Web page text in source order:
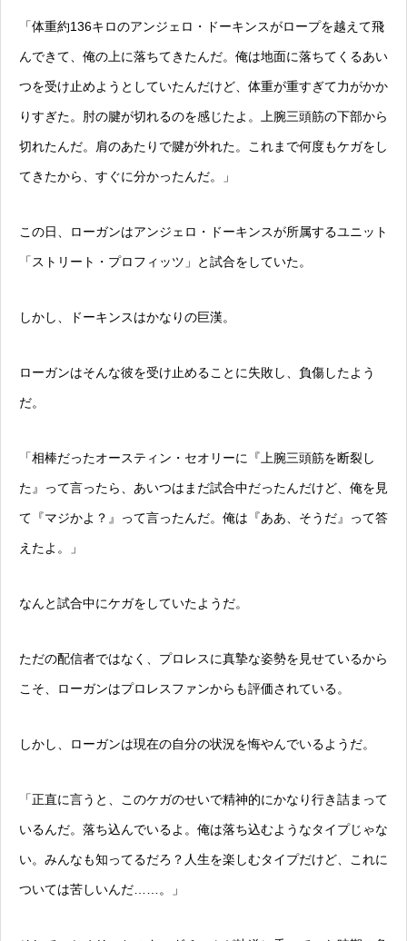
「体重約136キロのアンジェロ・ドーキンスがロープを越えて飛
んできて、俺の上に落ちてきたんだ。俺は地面に落ちてくるあい
つを受け止めようとしていたんだけど、体重が重すぎて力がかか
りすぎた。肘の腱が切れるのを感じたよ。上腕三頭筋の下部から
切れたんだ。肩のあたりで腱が外れた。これまで何度もケガをし
てきたから、すぐに分かったんだ。」
この日、ローガンはアンジェロ・ドーキンスが所属するユニット
「ストリート・プロフィッツ」と試合をしていた。
しかし、ドーキンスはかなりの巨漢。
ローガンはそんな彼を受け止めることに失敗し、負傷したよう
だ。
「相棒だったオースティン・セオリーに『上腕三頭筋を断裂し
た』って言ったら、あいつはまだ試合中だったんだけど、俺を見
て『マジかよ？』って言ったんだ。俺は『ああ、そうだ』って答
えたよ。」
なんと試合中にケガをしていたようだ。
ただの配信者ではなく、プロレスに真摯な姿勢を見せているから
こそ、ローガンはプロレスファンからも評価されている。
しかし、ローガンは現在の自分の状況を悔やんでいるようだ。
「正直に言うと、このケガのせいで精神的にかなり行き詰まって
いるんだ。落ち込んでいるよ。俺は落ち込むようなタイプじゃな
い。みんなも知ってるだろ？人生を楽しむタイプだけど、これに
ついては苦しいんだ……。」